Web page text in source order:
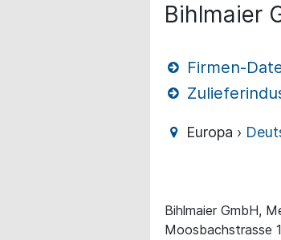
Bihlmaier
Firmen-
Europa ›
Bihlmaier GmbH,
Moosbachstrasse